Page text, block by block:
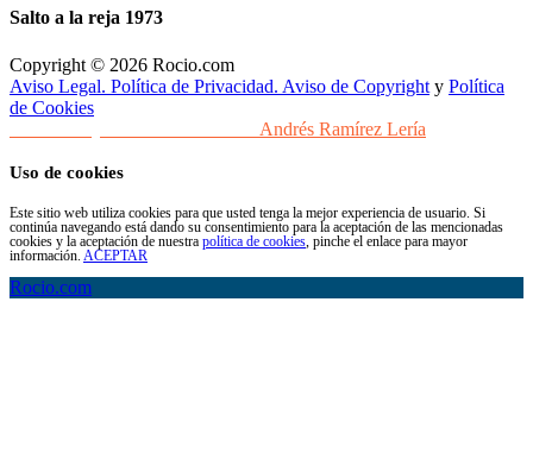
Salto a la reja 1973
Copyright © 2026 Rocio.com
Aviso Legal. Política de Privacidad. Aviso de Copyright y Política
de Cookies
Andrés Ramírez Lería
Uso de cookies
Este sitio web utiliza cookies para que usted tenga la mejor experiencia de usuario. Si
continúa navegando está dando su consentimiento para la aceptación de las mencionadas
cookies y la aceptación de nuestra política de cookies , pinche el enlace para mayor
información. ACEPTAR
Rocio.com